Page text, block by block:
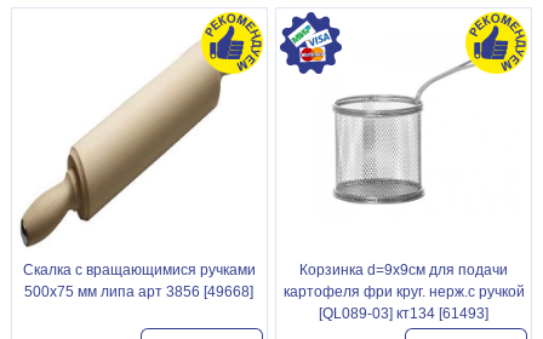
Скалка с вращающимися ручками
500х75 мм липа арт 3856 [49668]
Корзинка d=9х9см для подачи
картофеля фри круг. нерж.с ручкой
[QL089-03] кт134 [61493]